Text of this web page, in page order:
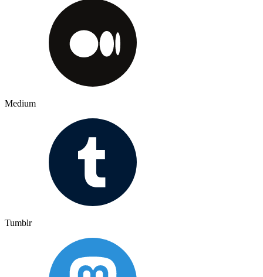
Medium
Tumblr